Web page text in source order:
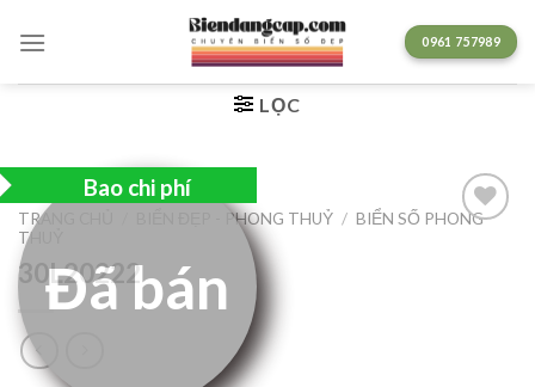
đến
0961 757989
LỌC
Đã bán
Bao chi phí
TRANG CHỦ BIỂN ĐẸP - PHONG THUỶ / BIỂN SỐ PHONG
THUỶ
30L20222